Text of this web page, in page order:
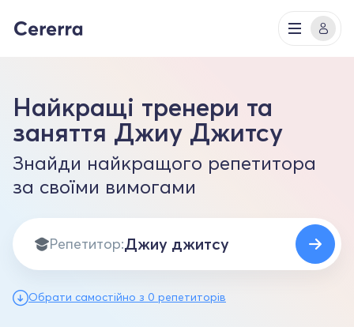
Найкращі тренери та
заняття Джиу Джитсу
Знайди найкращого репетитора
за своїми вимогами
Репетитор:
Обрати самостійно з 0 репетиторів